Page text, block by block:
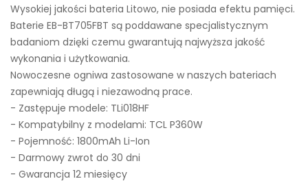
Wysokiej jakości bateria Litowo, nie posiada efektu pamięci.
Baterie EB-BT705FBT są poddawane specjalistycznym
badaniom dzięki czemu gwarantują najwyższa jakość
wykonania i użytkowania.
Nowoczesne ogniwa zastosowane w naszych bateriach
zapewniają długą i niezawodną prace.
- Zastępuje modele: TLi018HF
- Kompatybilny z modelami: TCL P360W
- Pojemność: 1800mAh Li-Ion
- Darmowy zwrot do 30 dni
- Gwarancja 12 miesięcy